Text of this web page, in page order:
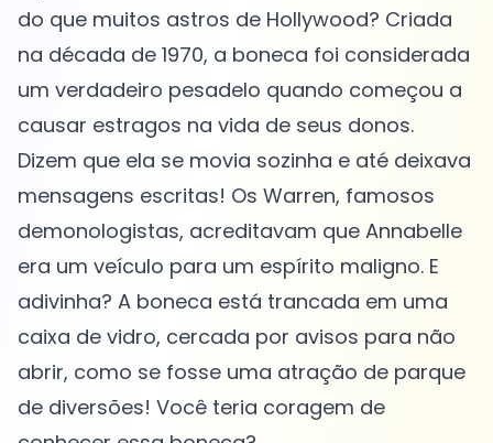
do que muitos astros de Hollywood? Criada
na década de 1970, a boneca foi considerada
um verdadeiro pesadelo quando começou a
causar estragos na vida de seus donos.
Dizem que ela se movia sozinha e até deixava
mensagens escritas! Os Warren, famosos
demonologistas, acreditavam que Annabelle
era um veículo para um espírito maligno. E
adivinha? A boneca está trancada em uma
caixa de vidro, cercada por avisos para não
abrir, como se fosse uma atração de parque
de diversões! Você teria coragem de